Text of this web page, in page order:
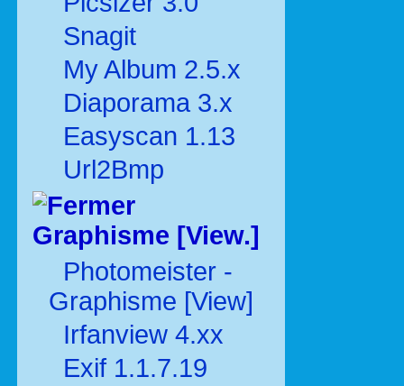
Snagit
My Album 2.5.x
Diaporama 3.x
Easyscan 1.13
Url2Bmp
Graphisme [View.]
Photomeister -
Graphisme [View]
Irfanview 4.xx
Exif 1.1.7.19